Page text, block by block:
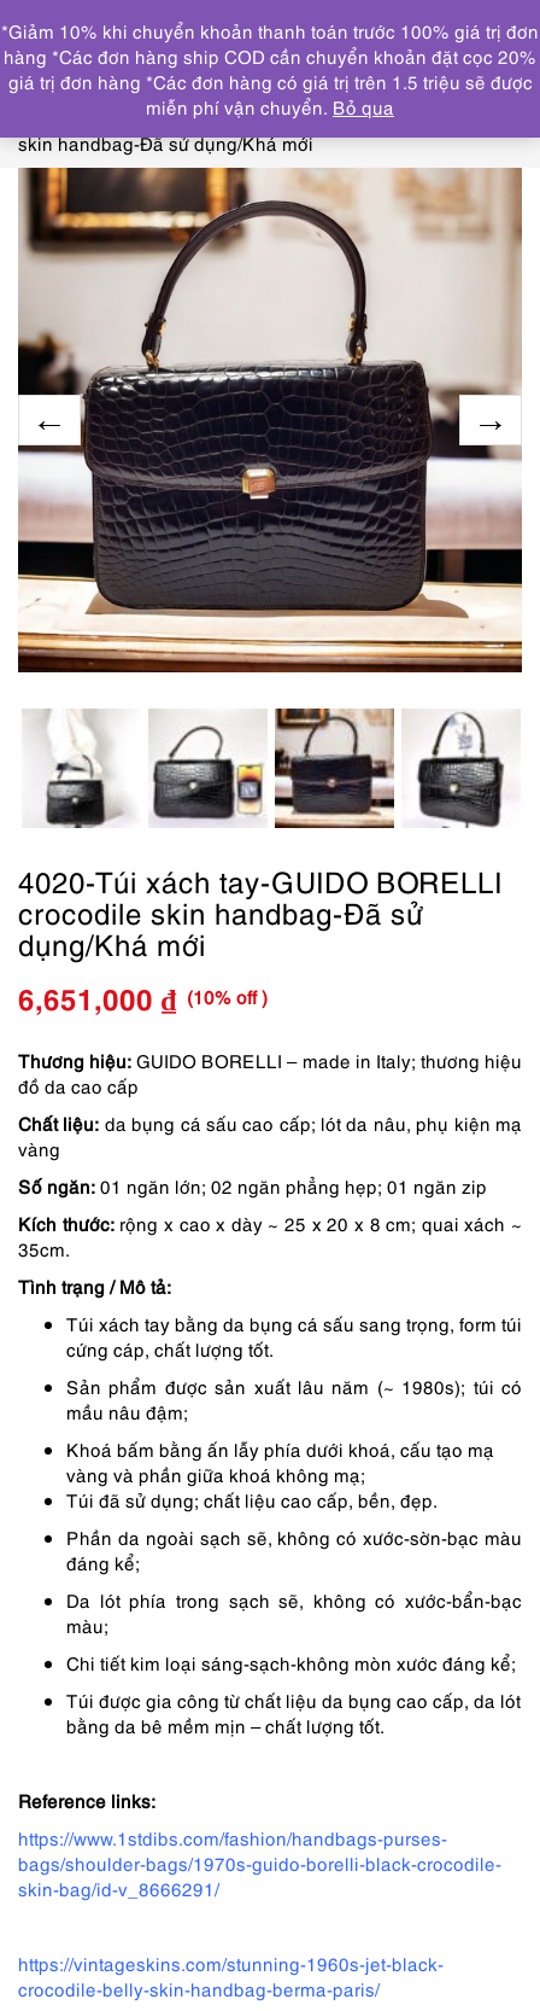
DANH MỤC
Trang chủ THƯƠNG HIỆU NỔI BẬT
CROCODILE
4020-Túi xách tay-GUIDO BORELLI crocodile
skin handbag-Đã sử dụng/Khá mới
4020-Túi xách tay-GUIDO BORELLI
crocodile skin handbag-Đã sử
dụng/Khá mới
Giá
gốc
7,390,000 ₫.
6,651,000 ₫
Giá
hiện
6,651,000 ₫.
(10% off )
Thương hiệu: GUIDO BORELLI – made in Italy; thương hiệu
đồ da cao cấp
Chất liệu: da bụng cá sấu cao cấp; lót da nâu, phụ kiện mạ
vàng
Số ngăn: 01 ngăn lớn; 02 ngăn phẳng hẹp; 01 ngăn zip
Kích thước:rộng x cao x dày ~ 25 x 20 x 8 cm; quai xách ~
35cm.
Tình trạng / Mô tả:
Túi xách tay bằng da bụng cá sấu sang trọng, form túi
cứng cáp, chất lượng tốt.
Sản phẩm được sản xuất lâu năm (~ 1980s); túi có
mầu nâu đậm;
Khoá bấm bằng ấn lẫy phía dưới khoá, cấu tạo mạ
vàng và phần giữa khoá không mạ;
Túi đã sử dụng; chất liệu cao cấp, bền, đẹp.
Phần da ngoài sạch sẽ, không có xước-sờn-bạc màu
đáng kể;
Da lót phía trong sạch sẽ, không có xước-bẩn-bạc
màu;
Chi tiết kim loại sáng-sạch-không mòn xước đáng kể;
Túi được gia công từ chất liệu da bụng cao cấp, da lót
bằng da bê mềm mịn – chất lượng tốt.
Reference links:
https://www.1stdibs.com/fashion/handbags-purses-
bags/shoulder-bags/1970s-guido-borelli-black-crocodile-
skin-bag/id-v_8666291/
https://vintageskins.com/stunning-1960s-jet-black-
crocodile-belly-skin-handbag-berma-paris/
*Giảm 10% khi chuyển khoản thanh toán trước 100% giá trị đơn
hàng *Các đơn hàng ship COD cần chuyển khoản đặt cọc 20%
giá trị đơn hàng *Các đơn hàng có giá trị trên 1.5 triệu sẽ được
miễn phí vận chuyển. Bỏ qua